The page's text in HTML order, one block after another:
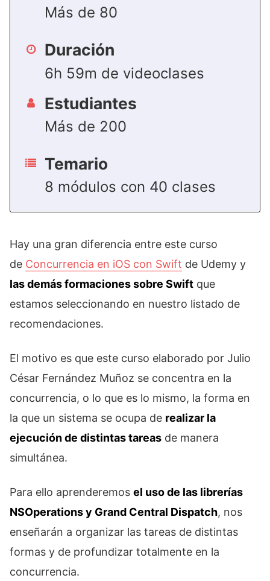
Más de 80
Duración
6h 59m de videoclases
Estudiantes
Más de 200
Temario
8 módulos con 40 clases
Hay una gran diferencia entre este curso
de Concurrencia en iOS con Swift de Udemy y
las demás formaciones sobre Swift que
estamos seleccionando en nuestro listado de
recomendaciones.
El motivo es que este curso elaborado por Julio
César Fernández Muñoz se concentra en la
concurrencia, o lo que es lo mismo, la forma en
la que un sistema se ocupa de realizar la
ejecución de distintas tareas de manera
simultánea.
Para ello aprenderemos el uso de las librerías
NSOperations y Grand Central Dispatch, nos
enseñarán a organizar las tareas de distintas
formas y de profundizar totalmente en la
concurrencia.